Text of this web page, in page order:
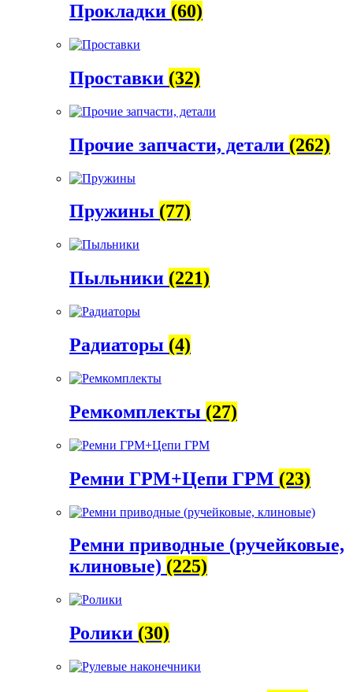
Прокладки (60)
Проставки (32)
Прочие запчасти, детали (262)
Пружины (77)
Пыльники (221)
Радиаторы (4)
Ремкомплекты (27)
Ремни ГРМ+Цепи ГРМ (23)
Ремни приводные (ручейковые,
клиновые) (225)
Ролики (30)